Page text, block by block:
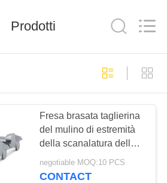
Prodotti
Fresa brasata taglierina
del mulino di estremità
della scanalatura della
vendita all'ingrosso T
della fresa della
negotiable MOQ:10 PCS
CONTACT